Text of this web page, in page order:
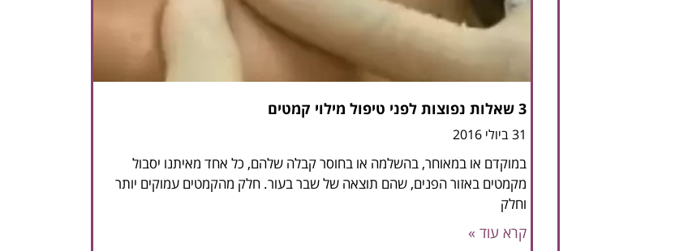
3 שאלות נפוצות לפני טיפול מילוי קמטים
31 ביולי 2016
במוקדם או במאוחר, בהשלמה או בחוסר קבלה שלהם, כל אחד מאיתנו יסבול
מקמטים באזור הפנים, שהם תוצאה של שבר בעור. חלק מהקמטים עמוקים יותר
וחלק
קרא עוד »